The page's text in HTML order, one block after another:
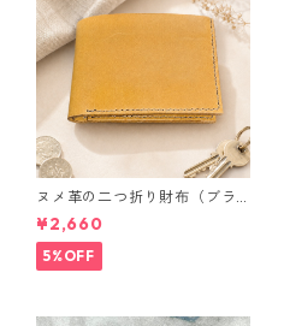
ヌメ革の二つ折り財布（ブラ
ウン系）
¥2,660
5%OFF